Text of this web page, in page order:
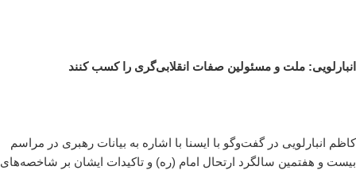
انبارلویی: ملت و مسئولین صفات انقلابی‌گری را کسب کنند
کاظم انبارلویی در گفت‌وگو با ایسنا با اشاره به بیانات رهبری در مراسم
بیست و هفتمین سالگرد ارتحال امام (ره) و تاکیدات ایشان بر شاخصه‌های